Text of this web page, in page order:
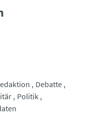
Debatte
Politik